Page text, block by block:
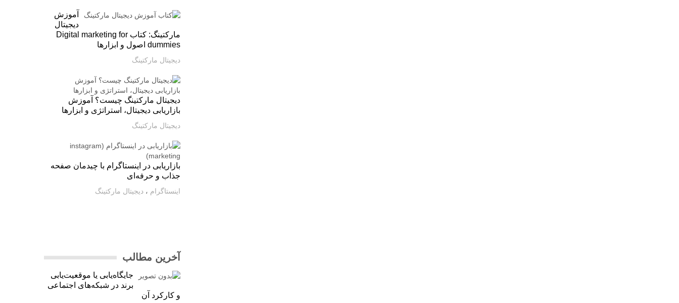
آموزش
دیجیتال
مارکتینگ: کتاب Digital marketing for
dummies اصول و ابزارها
دیجیتال مارکتینگ
دیجیتال مارکتینگ چیست؟ آموزش
بازاریابی دیجیتال، استراتژی و ابزارها
دیجیتال مارکتینگ
بازاریابی در اینستاگرام با چیدمان صفحه
جذاب و حرفه‌ای
اینستاگرام ، دیجیتال مارکتینگ
آخرین مطالب
جایگاه‌یابی یا موقعیت‌یابی
برند در شبکه‌های اجتماعی
و کارکرد آن